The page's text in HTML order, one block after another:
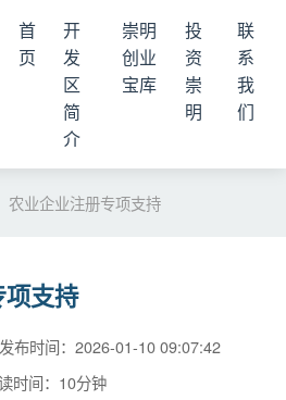
首
页
开
发
区
简
介
崇明
创业
宝库
投
资
崇
明
联
系
我
们
农业企业注册专项支持
支持
发布时间：2026-01-10 09:07:42
时间：10分钟